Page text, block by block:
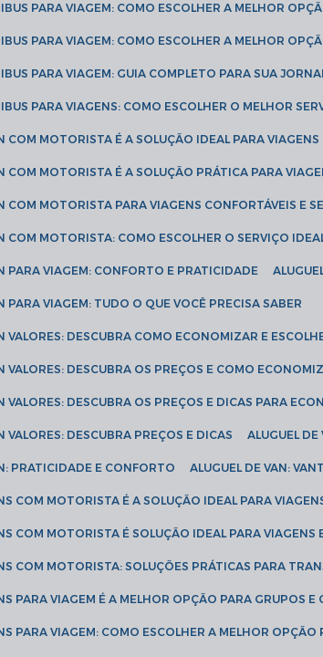
PARA VIAGEM: COMO ESCOLHER A MELHOR
PARA VIAGEM: COMO ESCOLHER A MELHOR
PARA VIAGEM: GUIA COMPLETO PARA SUA
PARA VIAGENS: COMO ESCOLHER O MELHOR
COM MOTORISTA É A SOLUÇÃO IDEAL PARA
COM MOTORISTA É A SOLUÇÃO PRÁTICA PARA
COM MOTORISTA PARA VIAGENS CONFORTÁVEIS E
COM MOTORISTA: COMO ESCOLHER O SERVIÇO
PARA VIAGEM: CONFORTO E PRATICIDADE
PARA VIAGEM: TUDO O QUE VOCÊ PRECISA SABER
VALORES: DESCUBRA COMO ECONOMIZAR E
VALORES: DESCUBRA OS PREÇOS E COMO
VALORES: DESCUBRA OS PREÇOS E DICAS PARA
VALORES: DESCUBRA PREÇOS E DICAS ALUGUEL
PRATICIDADE E CONFORTO ALUGUEL DE VAN:
COM MOTORISTA É A SOLUÇÃO IDEAL PARA
COM MOTORISTA É SOLUÇÃO IDEAL PARA VIAGENS
COM MOTORISTA: SOLUÇÕES PRÁTICAS PARA
PARA VIAGEM É A MELHOR OPÇÃO PARA GRUPOS
PARA VIAGEM: COMO ESCOLHER A MELHOR OPÇÃO